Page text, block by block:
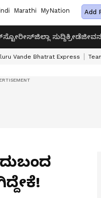
Marathi MyNation Add
ಜಿಲ್ಲಾ ಸುದ್ದಿಕ್ರೀಡೆ
Vande Bhatrat Express